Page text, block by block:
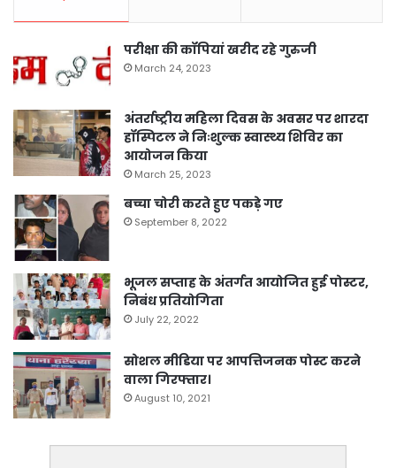
परीक्षा की कॉपियां खरीद रहे गुरुजी
March 24, 2023
अंतर्राष्ट्रीय महिला दिवस के अवसर पर शारदा
हॉस्पिटल ने निःशुल्क स्वास्थ्य शिविर का
आयोजन किया
March 25, 2023
बच्चा चोरी करते हुए पकड़े गए
September 8, 2022
भूजल सप्ताह के अंतर्गत आयोजित हुई पोस्टर,
निबंध प्रतियोगिता
July 22, 2022
सोशल मीडिया पर आपत्तिजनक पोस्ट करने
वाला गिरफ्तार।
August 10, 2021